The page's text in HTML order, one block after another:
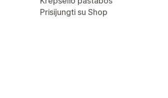
Prisijungti su Shop